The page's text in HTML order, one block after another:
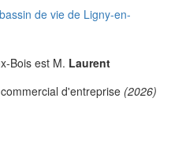
bassin de vie de Ligny-en-
Bois est M. Laurent
d'entreprise (2026)